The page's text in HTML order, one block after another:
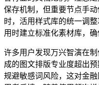
保存机制，但重要节点手
时，活用样式库的统一调
用时建立标准化素材库，
许多用户发现万兴智演在
成的图文排版专业度超出
规避敏感词风险，这对金